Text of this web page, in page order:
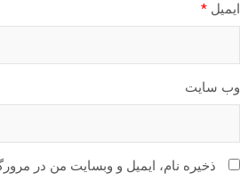
ایمیل *
وب‌ سایت
ذخیره نام، ایمیل و وبسایت من در